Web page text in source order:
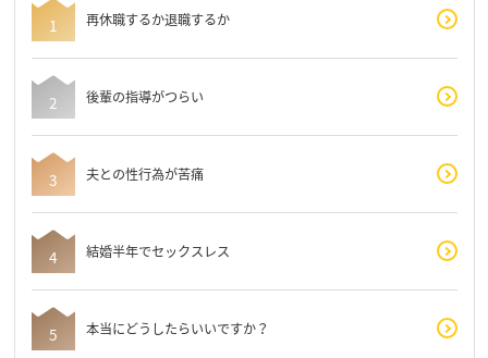
再休職するか退職するか
後輩の指導がつらい
夫との性行為が苦痛
結婚半年でセックスレス
本当にどうしたらいいですか？